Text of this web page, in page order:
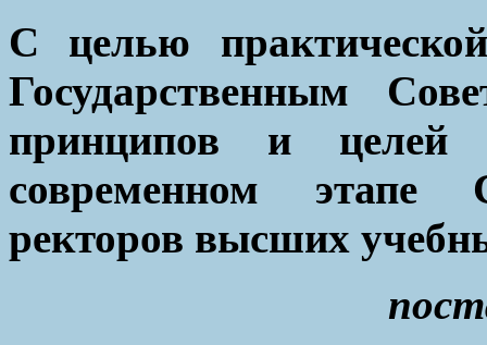
С целью
Государственным
принципов и целей
современном этапе
ректоров высших